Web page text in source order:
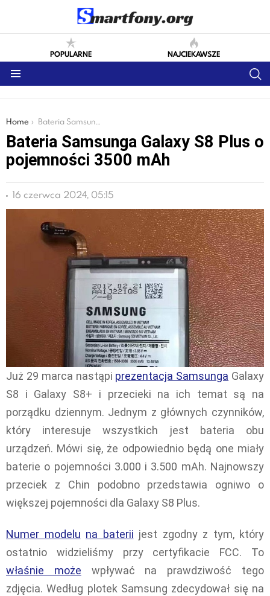
POPULARNE NAJCIEKAWSZE
You are here:
Home Bateria Samsunga Galaxy S8 Plus o pojemności 3500 mAh
Bateria Samsunga Galaxy S8 Plus o
pojemności 3500 mAh
16 czerwca 2024, 05:15
Już 29 marca nastąpi prezentacja Samsunga Galaxy
S8 i Galaxy S8+ i przecieki na ich temat są na
porządku dziennym. Jednym z głównych czynników,
który interesuje wszystkich jest bateria obu
urządzeń. Mówi się, że odpowiednio będą one miały
baterie o pojemności 3.000 i 3.500 mAh. Najnowszy
przeciek z Chin podobno przedstawia ogniwo o
większej pojemności dla Galaxy S8 Plus.
Numer modelu na baterii jest zgodny z tym, który
ostatnio widzieliśmy przy certyfikacie FCC. To
właśnie może wpływać na prawdziwość tego
zdjęcia. Według plotek Samsung zdecydował się na